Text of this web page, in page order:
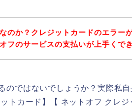
のか？クレジットカードのエラー
フのサービスの支払いが上手くで
のではないでしょうか？実際私
トカード】【 ネットオフ クレ